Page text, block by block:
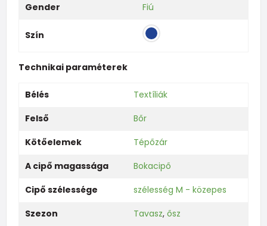
Gender
Fiú
Szín
Technikai paraméterek
Bélés
Textíliák
Felső
Bőr
Kötőelemek
Tépőzár
A cipő magassága
Bokacipő
Cipő szélessége
szélesség M - közepes
Szezon
Tavasz, ősz